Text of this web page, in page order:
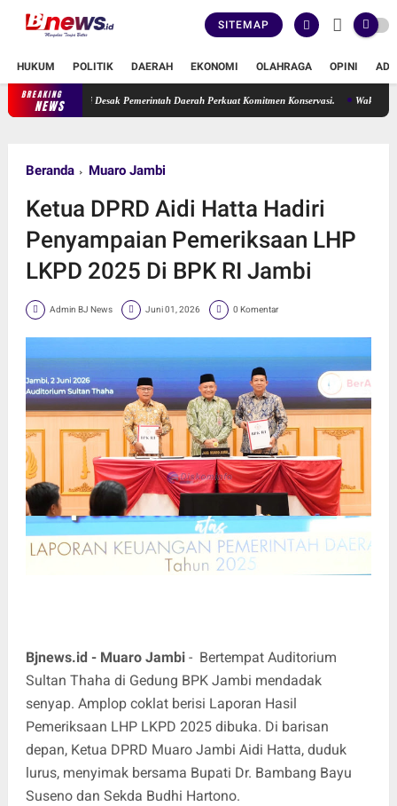
SITEMAP
HUKUM POLITIK DAERAH EKONOMI OLAHRAGA OPINI
BREAKING
NEWS
Suryani Desak Pemerintah Daerah Perkuat Komitmen Konservasi. Wakil Ketua
Beranda Muaro Jambi
Ketua DPRD Aidi Hatta Hadiri
Penyampaian Pemeriksaan LHP
LKPD 2025 Di BPK RI Jambi
Admin BJ News Juni 01, 2026 0 Komentar
Bjnews.id - Muaro Jambi - Bertempat Auditorium
Sultan Thaha di Gedung BPK Jambi mendadak
senyap. Amplop coklat berisi Laporan Hasil
Pemeriksaan LHP LKPD 2025 dibuka. Di barisan
depan, Ketua DPRD Muaro Jambi Aidi Hatta, duduk
lurus, menyimak bersama Bupati Dr. Bambang Bayu
Suseno dan Sekda Budhi Hartono.